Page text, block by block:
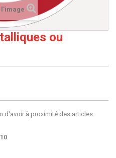
ou
d'avoir à proximité des articles